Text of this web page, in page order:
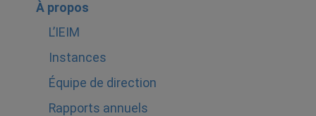
À propos
L’IEIM
Instances
Équipe de direction
Rapports annuels